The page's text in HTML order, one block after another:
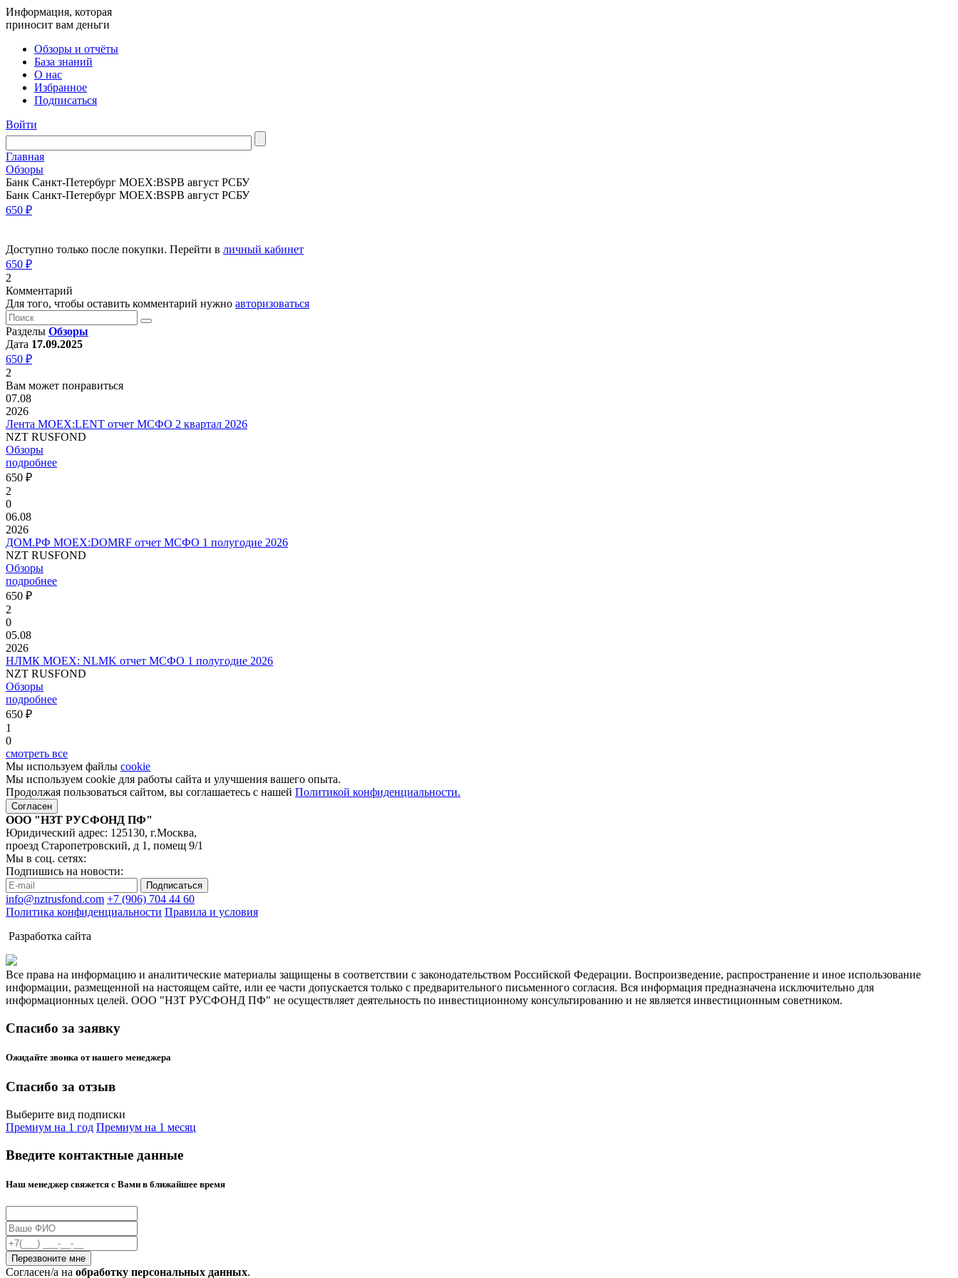
Информация, которая
приносит вам деньги
Обзоры и отчёты
База знаний
О нас
Избранное
Подписаться
Войти
Главная
Обзоры
Банк Санкт-Петербург MOEX:BSPB август РСБУ
Банк Санкт-Петербург MOEX:BSPB август РСБУ
650 ₽
Доступно только после покупки. Перейти в личный кабинет
650 ₽
2
Комментарий
Для того, чтобы оставить комментарий нужно авторизоваться
Разделы Обзоры
Дата 17.09.2025
650 ₽
2
Вам может понравиться
07.08
2026
Лента MOEX:LENT отчет МСФО 2 квартал 2026
NZT RUSFOND
Обзоры
подробнее
650 ₽
2
0
06.08
2026
ДОМ.РФ MOEX:DOMRF отчет МСФО 1 полугодие 2026
NZT RUSFOND
Обзоры
подробнее
650 ₽
2
0
05.08
2026
НЛМК MOEX: NLMK отчет МСФО 1 полугодие 2026
NZT RUSFOND
Обзоры
подробнее
650 ₽
1
0
смотреть все
Мы используем файлы cookie
Мы используем cookie для работы сайта и улучшения вашего опыта.
Продолжая пользоваться сайтом, вы соглашаетесь с нашей Политикой конфиденциальности.
Согласен
ООО "НЗТ РУСФОНД ПФ"
Юридический адрес: 125130, г.Москва,
проезд Старопетровский, д 1, помещ 9/1
Мы в соц. сетях:
Подпишись на новости:
Подписаться
info@nztrusfond.com +7 (906) 704 44 60
Политика конфиденциальности Правила и условия
Разработка сайта
Все права на информацию и аналитические материалы защищены в соответствии с законодательством Российской Федерации. Воспроизведение, распространение и иное использование
информации, размещенной на настоящем сайте, или ее части допускается только с предварительного письменного согласия. Вся информация предназначена исключительно для
информационных целей. ООО "НЗТ РУСФОНД ПФ" не осуществляет деятельность по инвестиционному консультированию и не является инвестиционным советником.
Спасибо за заявку
Ожидайте звонка от нашего менеджера
Спасибо за отзыв
Выберите вид подписки
Премиум на 1 год Премиум на 1 месяц
Введите контактные данные
Наш менеджер свяжется с Вами в ближайшее время
Cогласен/а на обработку персональных данных.